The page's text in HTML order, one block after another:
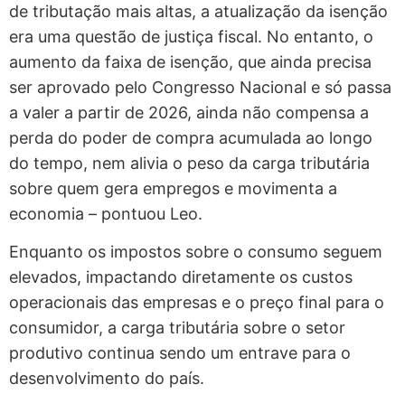
de tributação mais altas, a atualização da isenção
era uma questão de justiça fiscal. No entanto, o
aumento da faixa de isenção, que ainda precisa
ser aprovado pelo Congresso Nacional e só passa
a valer a partir de 2026, ainda não compensa a
perda do poder de compra acumulada ao longo
do tempo, nem alivia o peso da carga tributária
sobre quem gera empregos e movimenta a
economia – pontuou Leo.
Enquanto os impostos sobre o consumo seguem
elevados, impactando diretamente os custos
operacionais das empresas e o preço final para o
consumidor, a carga tributária sobre o setor
produtivo continua sendo um entrave para o
desenvolvimento do país.